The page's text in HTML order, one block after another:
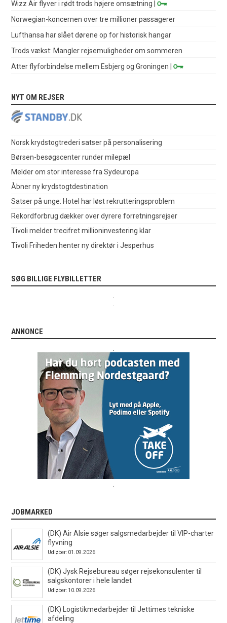
Wizz Air flyver i rødt trods højere omsætning |
Norwegian-koncernen over tre millioner passagerer
Lufthansa har slået dørene op for historisk hangar
Trods vækst: Mangler rejsemuligheder om sommeren
Atter flyforbindelse mellem Esbjerg og Groningen |
NYT OM REJSER
Norsk krydstogtrederi satser på personalisering
Børsen-besøgscenter runder milepæl
Melder om stor interesse fra Sydeuropa
Åbner ny krydstogtdestination
Satser på unge: Hotel har løst rekrutteringsproblem
Rekordforbrug dækker over dyrere forretningsrejser
Tivoli melder trecifret millioninvestering klar
Tivoli Friheden henter ny direktør i Jesperhus
SØG BILLIGE FLYBILLETTER
ANNONCE
JOBMARKED
(DK) Air Alsie søger salgsmedarbejder til VIP-charter
flyvning
Udløber: 01.09.2026
(DK) Jysk Rejsebureau søger rejsekonsulenter til
salgskontorer i hele landet
Udløber: 10.09.2026
(DK) Logistikmedarbejder til Jettimes tekniske
afdeling